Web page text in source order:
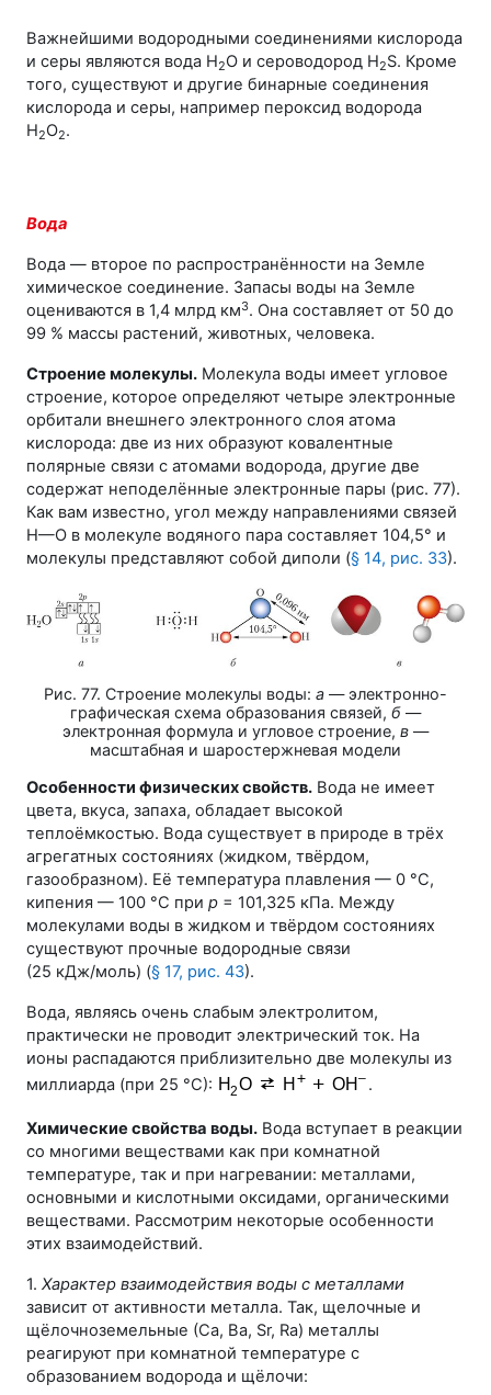
Важнейшими водородными соединениями кислорода
и серы являются вода H2O и сероводород H2S. Кроме
того, существуют и другие бинарные соединения
кислорода и серы, например пероксид водорода
Н2О2.
Вода
Вода — второе по распространённости на Земле
химическое соединение. Запасы воды на Земле
оцениваются в 1,4 млрд км3. Она составляет от 50 до
99 % массы растений, животных, человека.
Строение молекулы. Молекула воды имеет угловое
строение, которое определяют четыре электронные
орбитали внешнего электронного слоя атома
кислорода: две из них образуют ковалентные
полярные связи с атомами водорода, другие две
содержат неподелённые электронные пары (рис. 77).
Как вам известно, угол между направлениями связей
Н—О в молекуле водяного пара составляет 104,5° и
молекулы представляют собой диполи (§ 14, рис. 33).
Рис. 77. Строение молекулы воды: а — электронно-
графическая схема образования связей, б —
электронная формула и угловое строение, в —
масштабная и шаростержневая модели
Особенности физических свойств. Вода не имеет
цвета, вкуса, запаха, обладает высокой
теплоёмкостью. Вода существует в природе в трёх
агрегатных состояниях (жидком, твёрдом,
газообразном). Её температура плавления — 0 °С,
кипения — 100 °С при p = 101,325 кПа. Между
молекулами воды в жидком и твёрдом состояниях
существуют прочные водородные связи
(25 кДж/моль) (§ 17, рис. 43).
Вода, являясь очень слабым электролитом,
практически не проводит электрический ток. На
ионы распадаются приблизительно две молекулы из
миллиарда (при 25 °С): .
Химические свойства воды. Вода вступает в реакции
со многими веществами как при комнатной
температуре, так и при нагревании: металлами,
основными и кислотными оксидами, органическими
веществами. Рассмотрим некоторые особенности
этих взаимодействий.
1. Характер взаимодействия воды с металлами
зависит от активности металла. Так, щелочные и
щёлочноземельные (Са, Ва, Sr, Ra) металлы
реагируют при комнатной температуре с
образованием водорода и щёлочи: